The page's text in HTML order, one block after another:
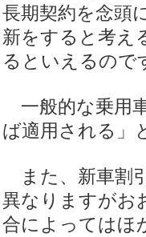
長期契約を念頭
新をすると考え
るといえるので
一般的な乗用
ば適用される」
また、新車割
異なりますがお
合によってはほ